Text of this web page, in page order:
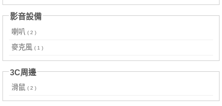
影音設備
喇叭 ( 2 )
麥克風 ( 1 )
3C周邊
滑鼠 ( 2 )